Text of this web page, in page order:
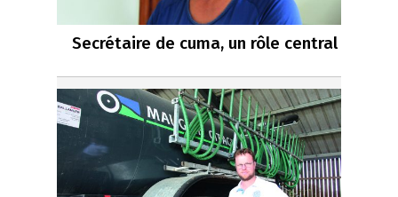
Secrétaire de cuma, un rôle central